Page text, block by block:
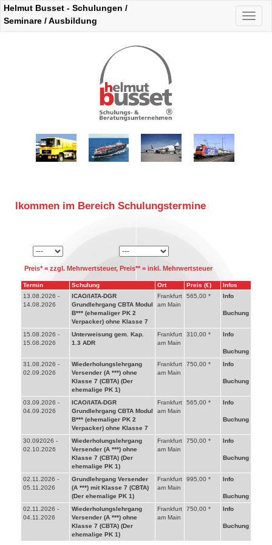
Helmut Busset - Schulungen /
Seminare / Ausbildung
Willkommen im Bereich Schulungstermine
Preis* = zzgl. Mehrwertsteuer, Preis** = inkl. Mehrwertsteuer
Termin Schulung Ort Preis (€)
Infos
13.08.2026 -
14.08.2026
ICAO/IATA-DGR
Grundlehrgang CBTA Modul
B*** (ehemaliger PK 2
Verpacker) ohne Klasse 7
Frankfurt
am Main
565,00 * Info
Buchung
15.08.2026 -
15.08.2026
Unterweisung gem. Kap.
1.3 ADR
Frankfurt
am Main
310,00 * Info
Buchung
31.08.2026 -
02.09.2026
Wiederholungslehrgang
Versender (A ***) ohne
Klasse 7 (CBTA) (Der
ehemalige PK 1)
Frankfurt
am Main
750,00 * Info
Buchung
03.09.2026 -
04.09.2026
ICAO/IATA-DGR
Grundlehrgang CBTA Modul
B*** (ehemaliger PK 2
Verpacker) ohne Klasse 7
Frankfurt
am Main
565,00 * Info
Buchung
30.092026 -
02.10.2026
Wiederholungslehrgang
Versender (A ***) ohne
Klasse 7 (CBTA) (Der
ehemalige PK 1)
Frankfurt
am Main
750,00 * Info
Buchung
02.11.2026 -
05.11.2026
Grundlehrgang Versender
(A ***) mit Klasse 7 (CBTA)
(Der ehemalige PK 1)
Frankfurt
am Main
995,00 * Info
Buchung
02.11.2026 -
04.11.2026
Wiederholungslehrgang
Versender (A ***) ohne
Klasse 7 (CBTA) (Der
ehemalige PK 1)
Frankfurt
am Main
750,00 * Info
Buchung